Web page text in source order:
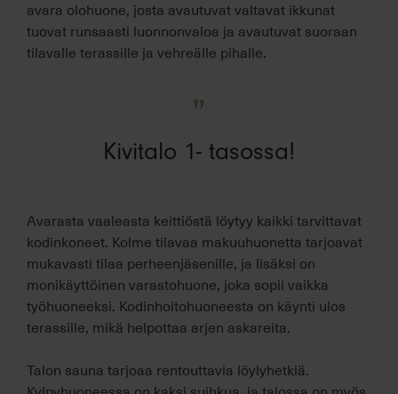
avara olohuone, josta avautuvat valtavat ikkunat
tuovat runsaasti luonnonvaloa ja avautuvat suoraan
tilavalle terassille ja vehreälle pihalle.
”
Kivitalo 1- tasossa!
Avarasta vaaleasta keittiöstä löytyy kaikki tarvittavat
kodinkoneet. Kolme tilavaa makuuhuonetta tarjoavat
mukavasti tilaa perheenjäsenille, ja lisäksi on
monikäyttöinen varastohuone, joka sopii vaikka
työhuoneeksi. Kodinhoitohuoneesta on käynti ulos
terassille, mikä helpottaa arjen askareita.
Talon sauna tarjoaa rentouttavia löylyhetkiä.